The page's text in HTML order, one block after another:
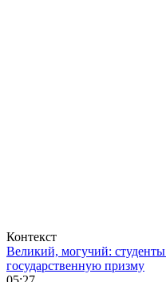
Контекст
Великий, могучий: студенты
государственную призму